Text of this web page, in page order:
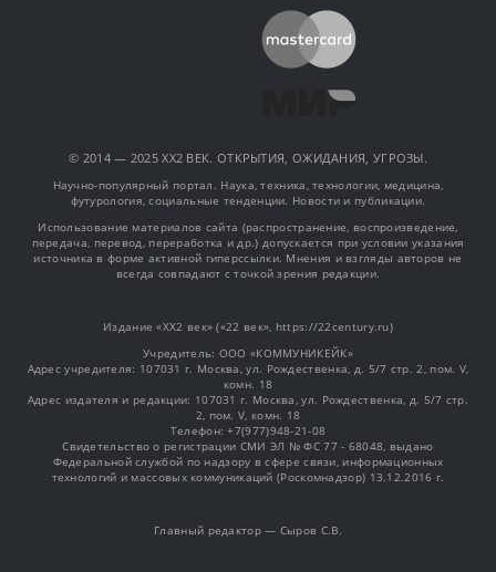
© 2014 — 2025 XX2 ВЕК. ОТКРЫТИЯ, ОЖИДАНИЯ, УГРОЗЫ.
Научно-популярный портал. Наука, техника, технологии, медицина,
футурология, социальные тенденции. Новости и публикации.
Использование материалов сайта (распространение, воспроизведение,
передача, перевод, переработка и др.) допускается при условии указания
источника в форме активной гиперссылки. Мнения и взгляды авторов не
всегда совпадают с точкой зрения редакции.
Издание «XX2 век» («22 век», https://22century.ru)
Учредитель: OOO «КОММУНИКЕЙК»
Адрес учредителя: 107031 г. Москва, ул. Рождественка, д. 5/7 стр. 2, пом. V,
комн. 18
Адрес издателя и редакции: 107031 г. Москва, ул. Рождественка, д. 5/7 стр.
2, пом. V, комн. 18
Телефон: +7(977)948-21-08
Свидетельство о регистрации СМИ ЭЛ № ФС 77 - 68048, выдано
Федеральной службой по надзору в сфере связи, информационных
технологий и массовых коммуникаций (Роскомнадзор) 13.12.2016 г.
Главный редактор — Сыров С.В.